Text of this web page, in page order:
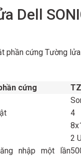
Dell
phần cứng Tường
cứng
4
2
nhập một lần